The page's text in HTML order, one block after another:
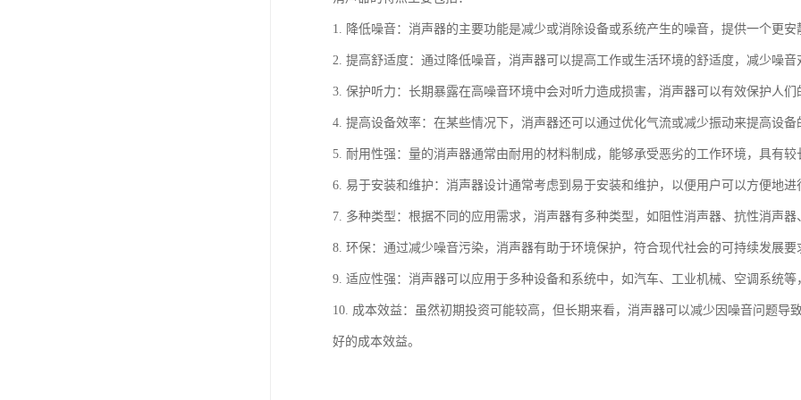
1. 降低噪音：消声器的主要功能是减少或消除设备或系统产生的噪音，提供一个更安
2. 提高舒适度：通过降低噪音，消声器可以提高工作或生活环境的舒适度，减少噪音
3. 保护听力：长期暴露在高噪音环境中会对听力造成损害，消声器可以有效保护人们
4. 提高设备效率：在某些情况下，消声器还可以通过优化气流或减少振动来提高设备
5. 耐用性强：量的消声器通常由耐用的材料制成，能够承受恶劣的工作环境，具有较
6. 易于安装和维护：消声器设计通常考虑到易于安装和维护，以便用户可以方便地
7. 多种类型：根据不同的应用需求，消声器有多种类型，如阻性消声器、抗性消声
8. 环保：通过减少噪音污染，消声器有助于环境保护，符合现代社会的可持续发展要
9. 适应性强：消声器可以应用于多种设备和系统中，如汽车、工业机械、空调系统
10. 成本效益：虽然初期投资可能较高，但长期来看，消声器可以减少因噪音问题导
好的成本效益。